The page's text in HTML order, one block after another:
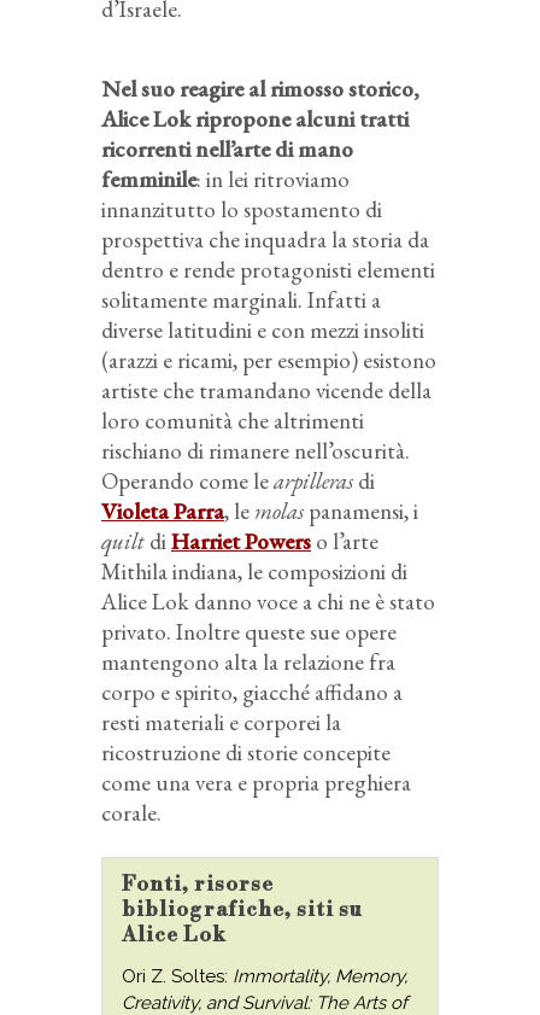
d’Israele.
Nel suo reagire al rimosso storico,
Alice Lok ripropone alcuni tratti
ricorrenti nell’arte di mano
femminile: in lei ritroviamo
innanzitutto lo spostamento di
prospettiva che inquadra la storia da
dentro e rende protagonisti elementi
solitamente marginali. Infatti a
diverse latitudini e con mezzi insoliti
(arazzi e ricami, per esempio) esistono
artiste che tramandano vicende della
loro comunità che altrimenti
rischiano di rimanere nell’oscurità.
Operando come learpillerasdi
Violeta Parra, le molaspanamensi, i
quilt diHarriet Powers o l’arte
Mithila indiana, le composizioni di
Alice Lok danno voce a chi ne è stato
privato. Inoltre queste sue opere
mantengono alta la relazione fra
corpo e spirito, giacché affidano a
resti materiali e corporei la
ricostruzione di storie concepite
come una vera e propria preghiera
corale.
Fonti, risorse
bibliografiche, siti su
Alice Lok
Ori Z. Soltes: Immortality, Memory,
Creativity, and Survival: The Arts of